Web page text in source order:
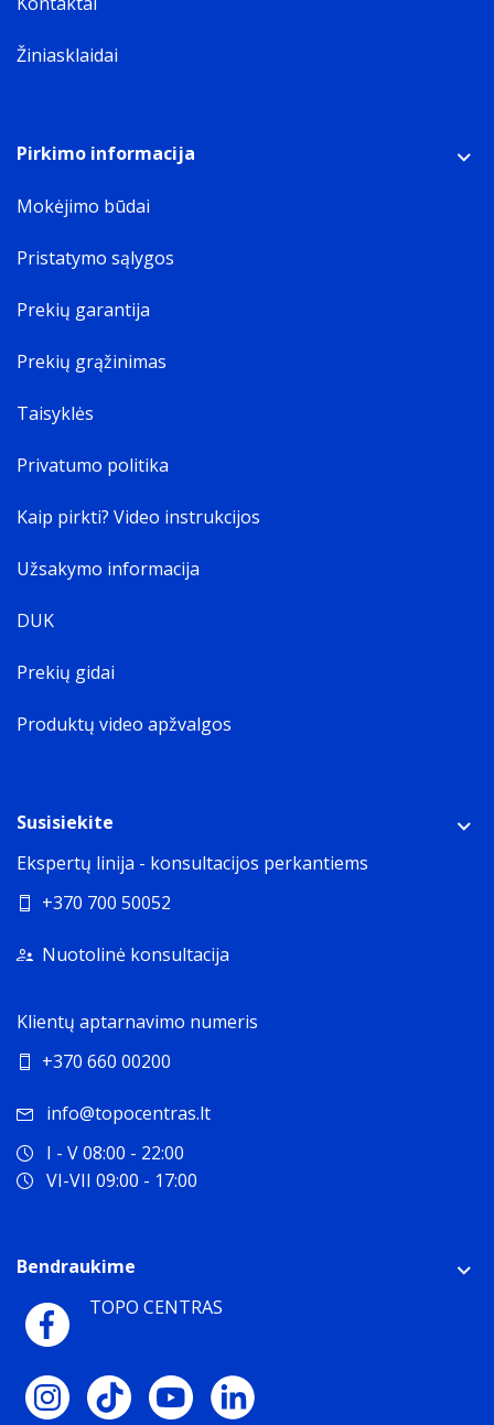
Žiniasklaidai
Pirkimo informacija
Mokėjimo būdai
Pristatymo sąlygos
Prekių garantija
Prekių grąžinimas
Taisyklės
Privatumo politika
Kaip pirkti? Video instrukcijos
Užsakymo informacija
DUK
Prekių gidai
Produktų video apžvalgos
Susisiekite
Ekspertų linija - konsultacijos perkantiems
+370 700 50052
Nuotolinė konsultacija
Klientų aptarnavimo numeris
+370 660 00200
info@topocentras.lt
I - V 08:00 - 22:00
VI-VII 09:00 - 17:00
Bendraukime
TOPO CENTRAS